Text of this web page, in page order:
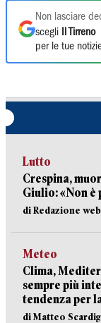
Non lasciare
scegli
Il Tirreno
per le tue
Lutto
Crespina,
Giulio: «Non è
di Redazione web
Meteo
Clima,
sempre più
tendenza per
di Matteo